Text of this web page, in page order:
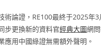
術論證，RE100最終于2025年
步更換新的資料官經典大圖網
應用中國綠證無需額外聲明。